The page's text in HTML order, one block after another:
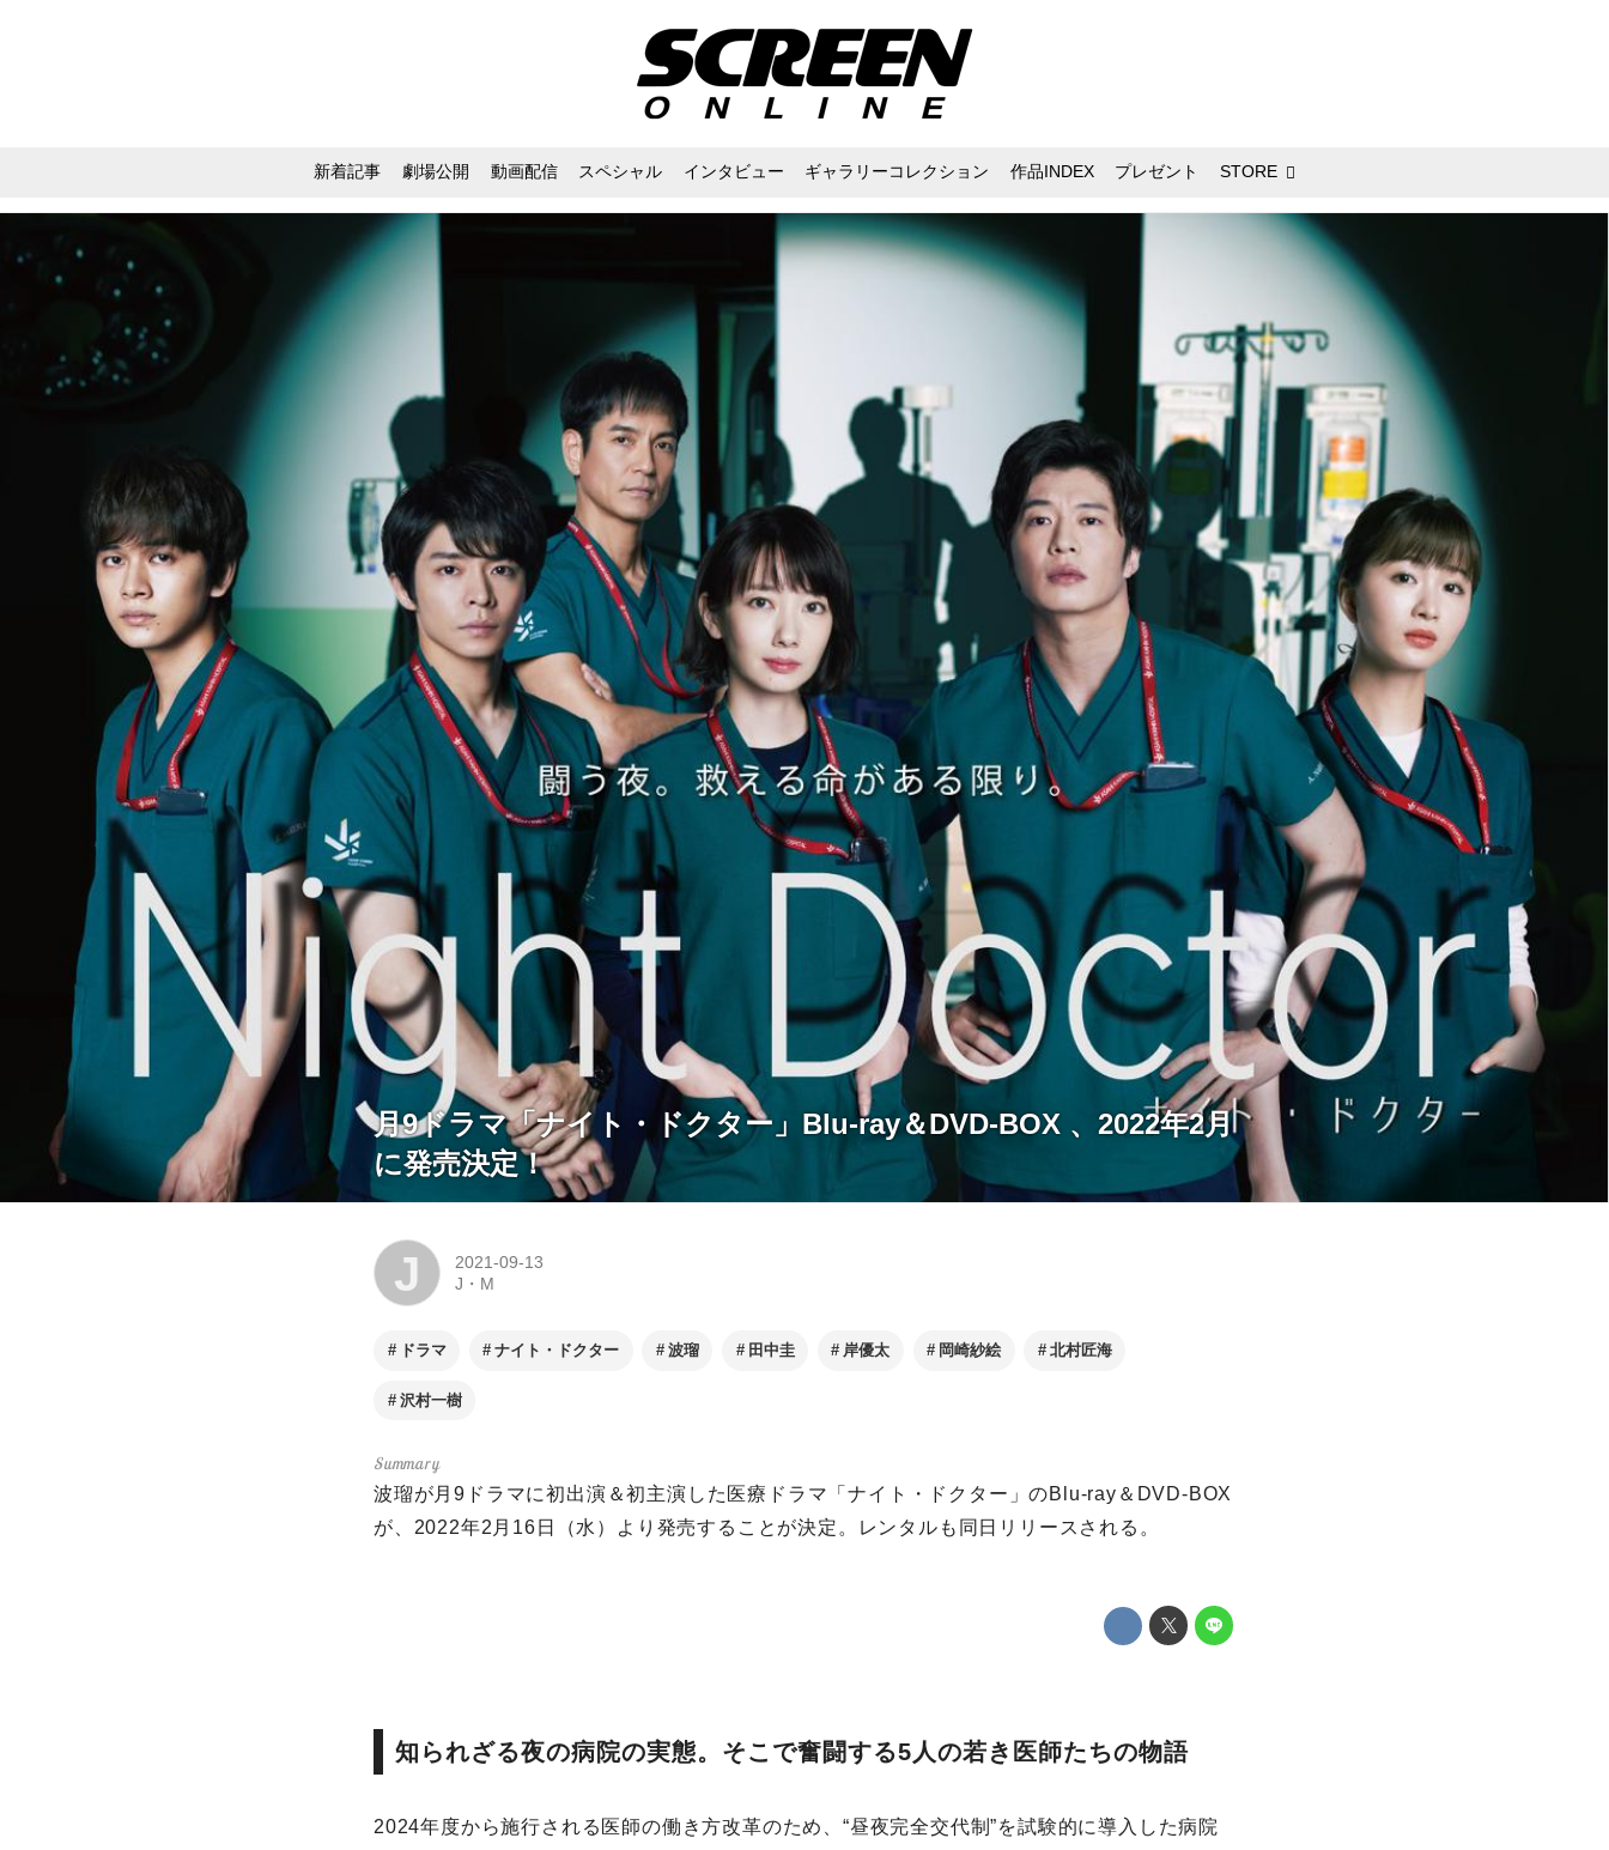
新着記事 劇場公開 動画配信 スペシャル インタビュー ギャラリーコレクション 作品INDEX プレゼント STORE
⽉9ドラマ「ナイト・ドクター」Blu-ray＆DVD-BOX 、2022年2月
に発売決定！
J
2021-09-13
J・M
ドラマ ナイト・ドクター 波瑠 ⽥中圭 岸優太 岡崎紗絵 北村匠海
沢村⼀樹
波瑠が⽉9ドラマに初出演＆初主演した医療ドラマ「ナイト・ドクター」のBlu-ray＆DVD-BOX
が、2022年2⽉16⽇（⽔）より発売することが決定。レンタルも同⽇リリースされる。
知られざる夜の病院の実態。そこで奮闘する5人の若き医師たちの物語
2024年度から施⾏される医師の働き⽅改⾰のため、“昼夜完全交代制”を試験的に導⼊した病院